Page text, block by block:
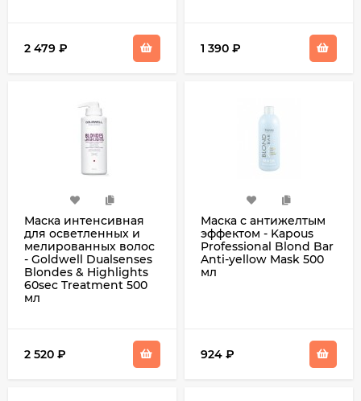
2 479 ₽ 1 390 ₽
Маска интенсивная
для осветленных и
мелированных волос
- Goldwell Dualsenses
Blondes & Highlights
60sec Treatment 500
мл
2 520 ₽
Маска с антижелтым
эффектом - Kapous
Professional Blond Bar
Anti-yellow Mask 500
мл
924 ₽